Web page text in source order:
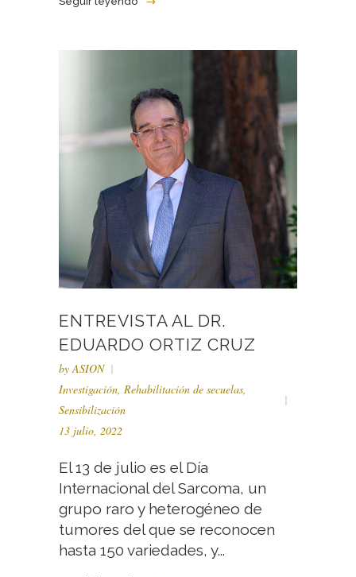
ENTREVISTA AL DR.
EDUARDO ORTIZ CRUZ
byASION
Investigación, Rehabilitación de secuelas,
Sensibilización
13 julio, 2022
El 13 de julio es el Día
Internacional del Sarcoma, un
grupo raro y heterogéneo de
tumores del que se reconocen
hasta 150 variedades, y...